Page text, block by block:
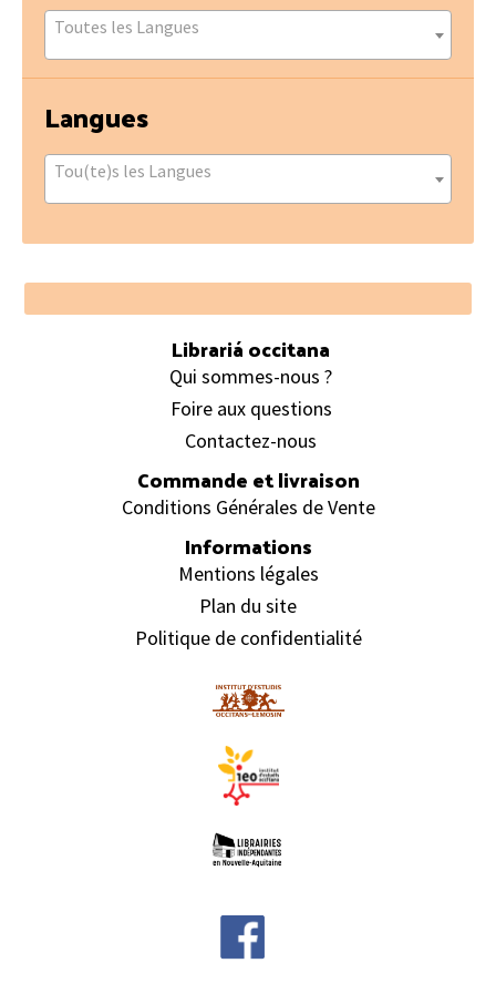
Toutes les Langues
Langues
Tou(te)s les Langues
Footer
Librariá occitana
Qui sommes-nous ?
Foire aux questions
Contactez-nous
Commande et livraison
Conditions Générales de Vente
Informations
Mentions légales
Plan du site
Politique de confidentialité